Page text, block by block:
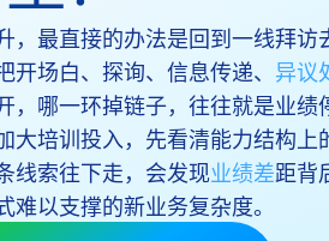
，最直接的办法是回到一线拜访
开场白、探询、信息传递、 异议
，哪一环掉链子，往往就是业绩
大培训投入，先看清能力结构上
线索往下走，会发现业绩差距背
难以支撑的新业务复杂度。